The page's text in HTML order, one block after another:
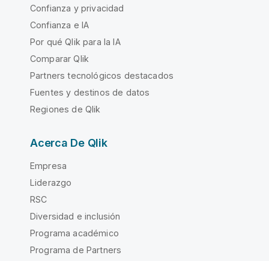
Confianza y privacidad
Confianza e IA
Por qué Qlik para la IA
Comparar Qlik
Partners tecnológicos destacados
Fuentes y destinos de datos
Regiones de Qlik
Acerca De Qlik
Empresa
Liderazgo
RSC
Diversidad e inclusión
Programa académico
Programa de Partners